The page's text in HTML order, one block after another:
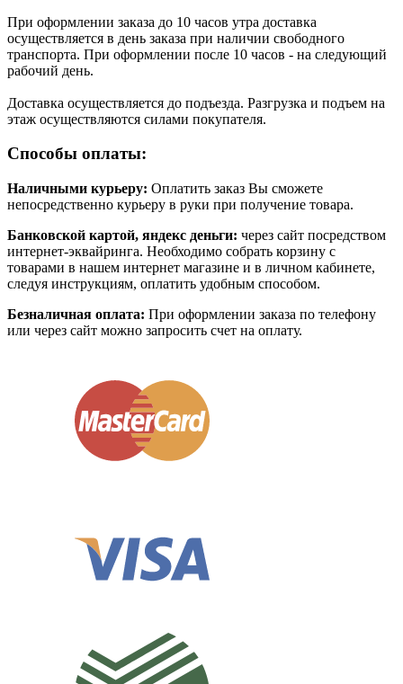
При оформлении заказа до 10 часов утра доставка
осуществляется в день заказа при наличии свободного
транспорта. При оформлении после 10 часов - на следующий
рабочий день.
Доставка осуществляется до подъезда. Разгрузка и подъем на
этаж осуществляются силами покупателя.
Способы оплаты:
Наличными курьеру: Оплатить заказ Вы сможете
непосредственно курьеру в руки при получение товара.
Банковской картой, яндекс деньги: через сайт посредством
интернет-эквайринга. Необходимо собрать корзину с
товарами в нашем интернет магазине и в личном кабинете,
следуя инструкциям, оплатить удобным способом.
Безналичная оплата: При оформлении заказа по телефону
или через сайт можно запросить счет на оплату.